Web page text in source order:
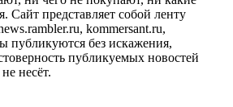
Сайт представляет собой ленту
kommersant.ru,
публикуются без искажения,
публикуемых новостей
несёт.